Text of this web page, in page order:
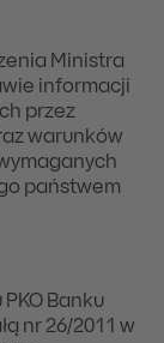
Ministra
informacji
przez
warunków
państwem
Banku
nr 26/2011 w